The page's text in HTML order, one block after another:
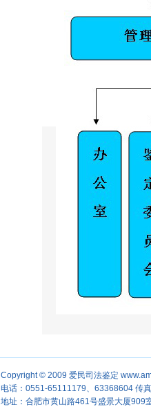
Copyright © 2009 爱民司法鉴定
电话：0551-65111179、63368604 传
地址：合肥市黄山路461号盛景大厦909